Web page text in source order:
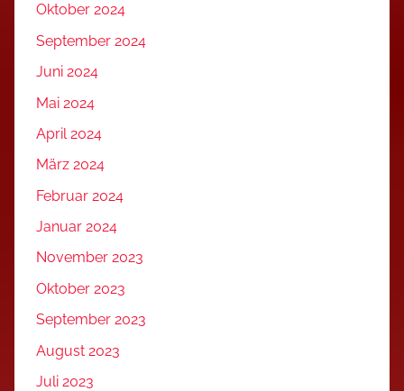
Oktober 2024
September 2024
Juni 2024
Mai 2024
April 2024
März 2024
Februar 2024
Januar 2024
November 2023
Oktober 2023
September 2023
August 2023
Juli 2023